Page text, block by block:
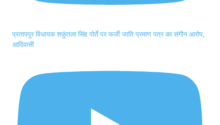
प्रतापपुर विधायक शकुंतला सिंह पोर्ते पर फर्जी जाति प्रमाण पत्र का संगीन आरोप,
आदिवासी